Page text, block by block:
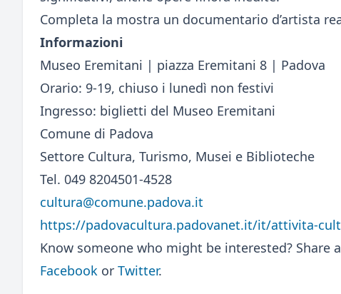
Completa la mostra un documentario d’artista
Informazioni
Museo Eremitani | piazza Eremitani 8 | Padova
Orario: 9-19, chiuso i lunedì non festivi
Ingresso: biglietti del Museo Eremitani
Comune di Padova
Settore Cultura, Turismo, Musei e Biblioteche
Tel. 049 8204501-4528
cultura@comune.padova.it
https://padovacultura.padovanet.it/it/attivita-
Know someone who might be interested? Share
Facebook or Twitter.